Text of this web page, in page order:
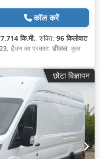
कॉल करें
कि.मी., शक्ति: 96 किलोवाट
, ईंधन का प्रकार: डीज़ल, कुल
प्रोग्राम (ESP), एबीएस,
, छोटा विज्ञापन